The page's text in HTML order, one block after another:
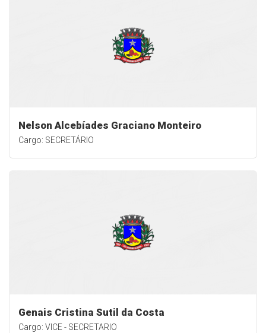
Nelson Alcebíades Graciano Monteiro
Cargo: SECRETÁRIO
Genais Cristina Sutil da Costa
Cargo: VICE - SECRETARIO